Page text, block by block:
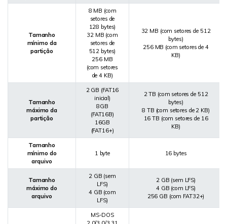
Tamanho
mínimo da
partição
8 MB (com
setores de
128 bytes)
32 MB (com
setores de
512 bytes)
256 MB
(com setores
de 4 KB)
32 MB (com setores de 512
bytes)
256 MB (com setores de 4
KB)
Tamanho
máximo da
partição
2 GB (FAT16
inicial)
8GB
(FAT16B)
16GB
(FAT16+)
2 TB (com setores de 512
bytes)
8 TB (com setores de 2 KB)
16 TB (com setores de 16
KB)
Tamanho
mínimo do
arquivo
1 byte 16 bytes
Tamanho
máximo do
arquivo
2 GB (sem
LFS)
4 GB (com
LFS)
2 GB (sem LFS)
4 GB (com LFS)
256 GB (com FAT32+)
MS-DOS